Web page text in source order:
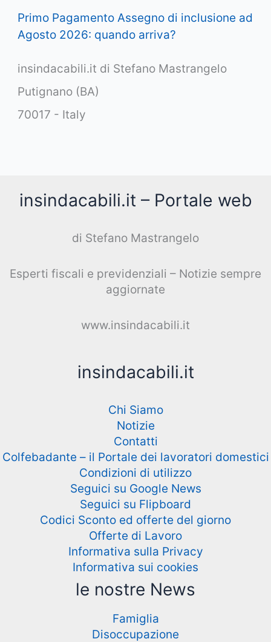
Primo Pagamento Assegno di inclusione ad
Agosto 2026: quando arriva?
insindacabili.it di Stefano Mastrangelo
Putignano (BA)
70017 - Italy
insindacabili.it – Portale web
di Stefano Mastrangelo
Esperti fiscali e previdenziali – Notizie sempre
aggiornate
www.insindacabili.it
insindacabili.it
Chi Siamo
Notizie
Contatti
Colfebadante – il Portale dei lavoratori domestici
Condizioni di utilizzo
Seguici su Google News
Seguici su Flipboard
Codici Sconto ed offerte del giorno
Offerte di Lavoro
Informativa sulla Privacy
Informativa sui cookies
le nostre News
Famiglia
Disoccupazione